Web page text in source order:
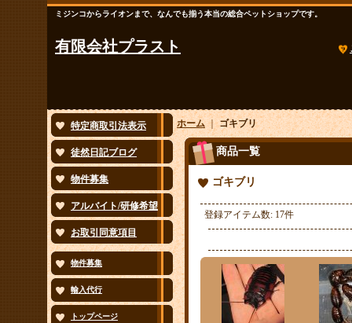
ミジンコからライオンまで、なんでも揃う本当の総合ペットショップです。
有限会社プラスト
特定商取引法表示
徒然日記ブログ
物件募集
アルバイト/研修希望
お取引同意項目
物件募集
輸入代行
トップページ
ホーム｜ゴキブリ
商品一覧
ゴキブリ
登録アイテム数: 17件